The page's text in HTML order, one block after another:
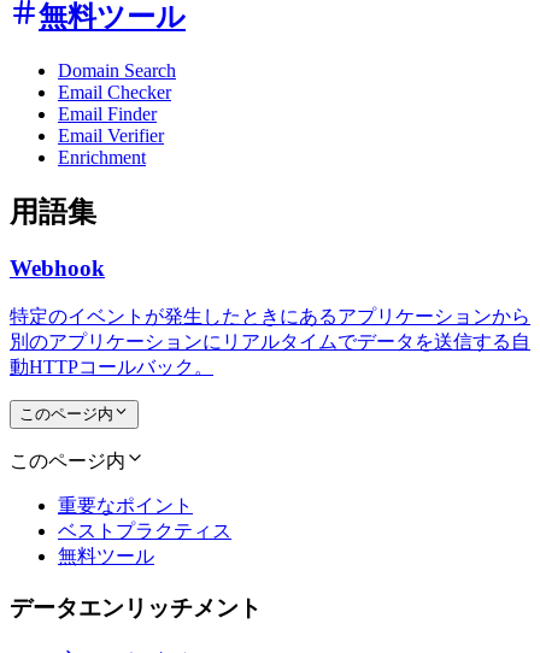
無料ツール
Domain Search
Email Checker
Email Finder
Email Verifier
Enrichment
用語集
Webhook
特定のイベントが発生したときにあるアプリケーションから
別のアプリケーションにリアルタイムでデータを送信する自
動HTTPコールバック。
このページ内
このページ内
重要なポイント
ベストプラクティス
無料ツール
データエンリッチメント